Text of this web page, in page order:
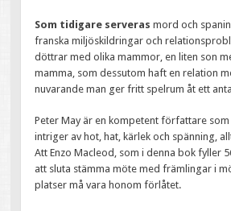
Som tidigare serveras mord och
franska miljöskildringar och
döttrar med olika mammor, en liten son
mamma, som dessutom haft en relation
nuvarande man ger fritt spelrum åt ett
Peter May är en kompetent författare
intriger av hot, hat, kärlek och spänning,
Att Enzo Macleod, som i denna bok fyller
att sluta stämma möte med främlingar i
platser må vara honom förlåtet.